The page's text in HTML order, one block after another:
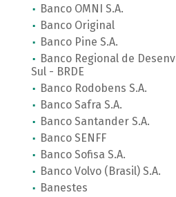
Banco OMNI S.A.
Banco Original
Banco Pine S.A.
Banco Regional de
Sul - BRDE
Banco Rodobens S.A.
Banco Safra S.A.
Banco Santander S.A.
Banco SENFF
Banco Sofisa S.A.
Banco Volvo (Brasil) S.A.
Banestes